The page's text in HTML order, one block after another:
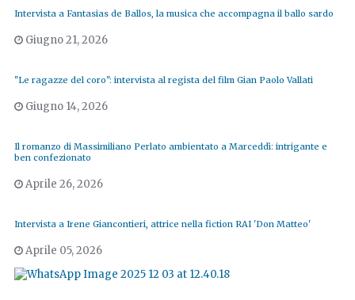
Intervista a Fantasias de Ballos, la musica che accompagna il ballo sardo
Giugno 21, 2026
"Le ragazze del coro": intervista al regista del film Gian Paolo Vallati
Giugno 14, 2026
Il romanzo di Massimiliano Perlato ambientato a Marceddì: intrigante e
ben confezionato
Aprile 26, 2026
Intervista a Irene Giancontieri, attrice nella fiction RAI 'Don Matteo'
Aprile 05, 2026